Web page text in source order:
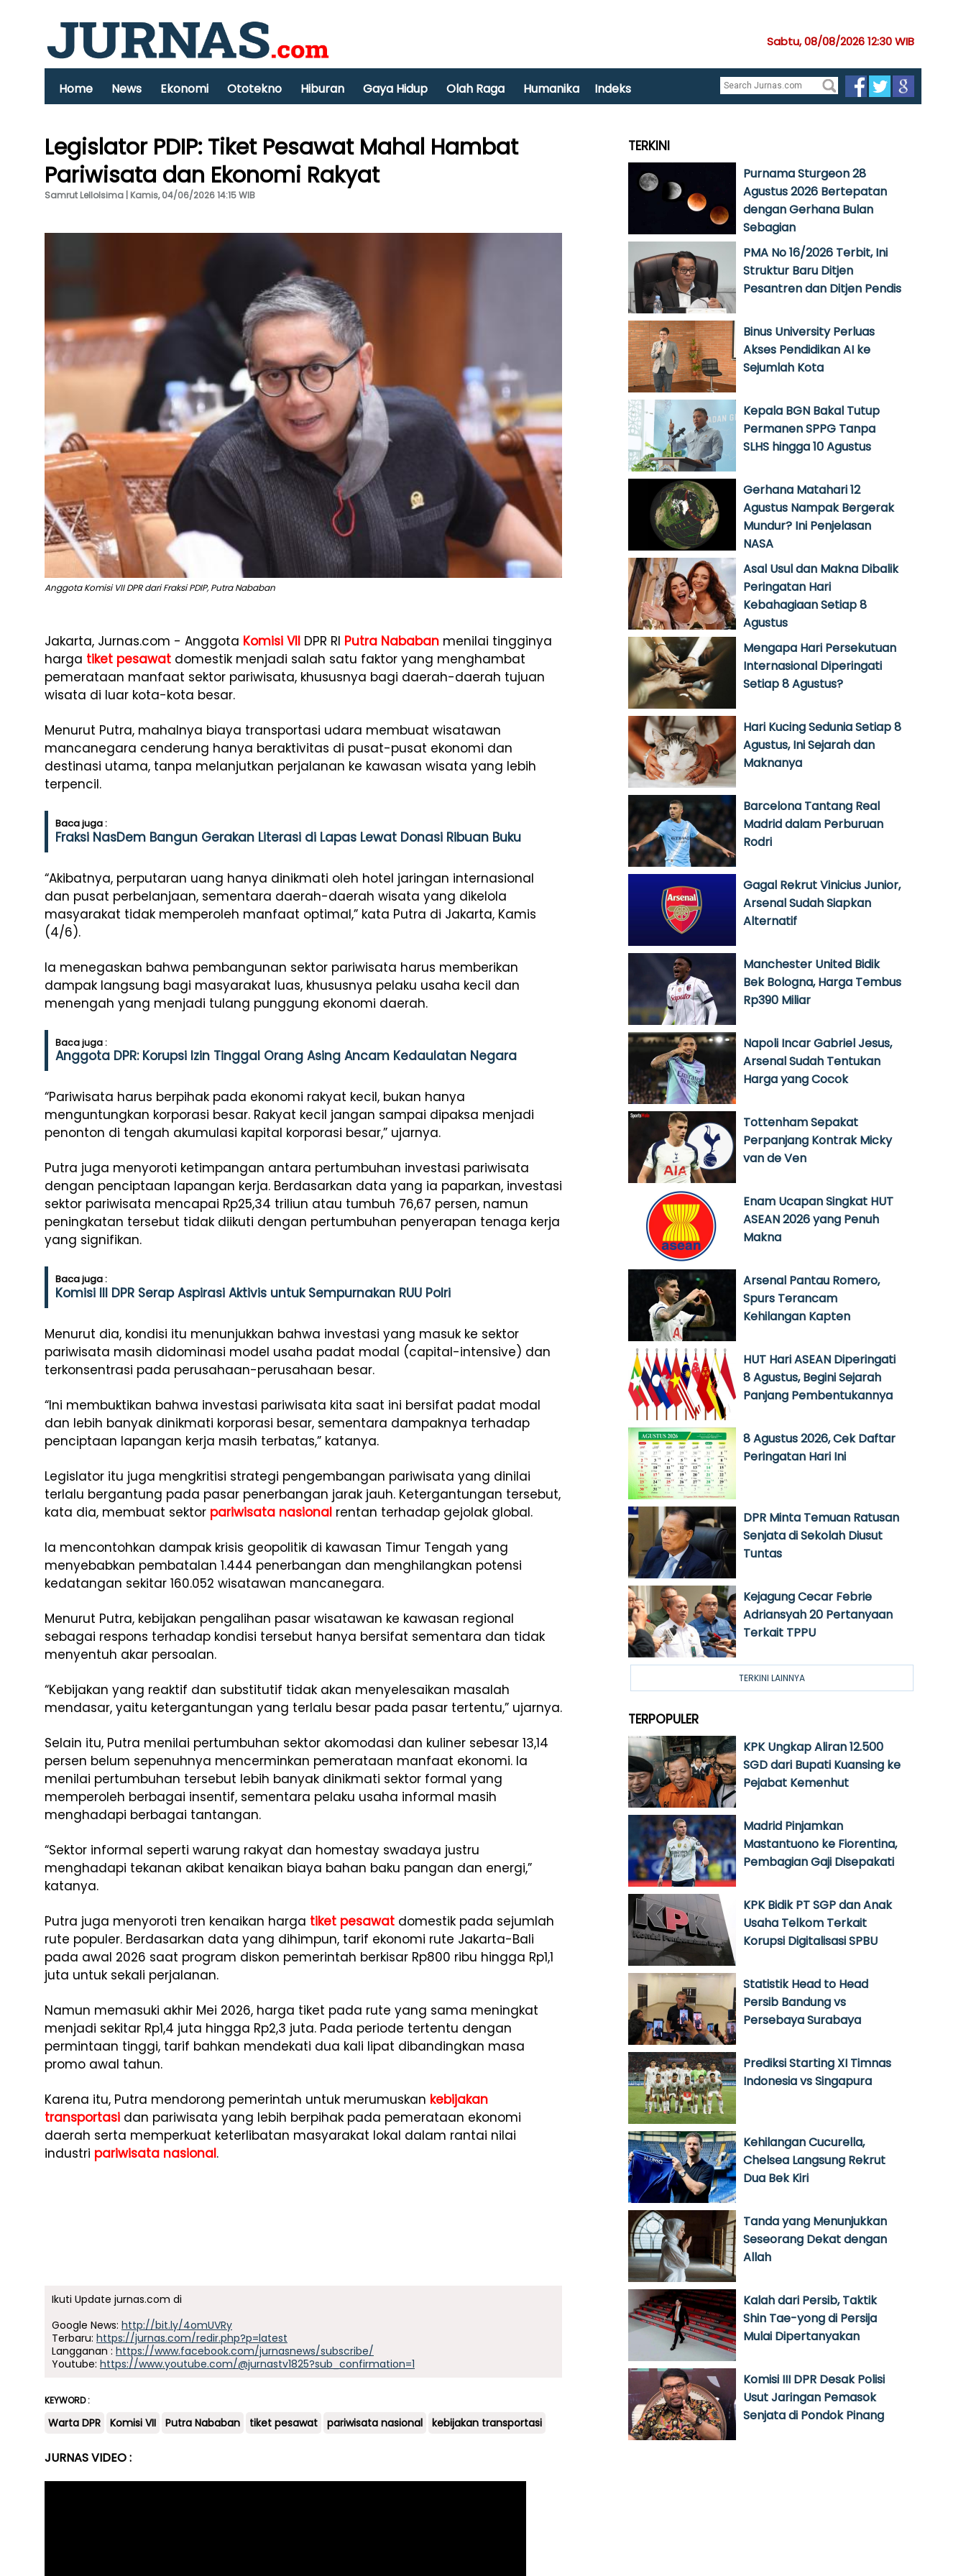
Sabtu, 08/08/2026 12:30 WIB
Home News Ekonomi Ototekno Hiburan Gaya Hidup Olah Raga Humanika Indeks
Legislator PDIP: Tiket Pesawat Mahal Hambat
Pariwisata dan Ekonomi Rakyat
Samrut Lellolsima | Kamis, 04/06/2026 14:15 WIB
Anggota Komisi VII DPR dari Fraksi PDIP, Putra Nababan
Jakarta, Jurnas.com - Anggota Komisi VII DPR RI Putra Nababan menilai tingginya
harga tiket pesawat domestik menjadi salah satu faktor yang menghambat
pemerataan manfaat sektor pariwisata, khususnya bagi daerah-daerah tujuan
wisata di luar kota-kota besar.
Menurut Putra, mahalnya biaya transportasi udara membuat wisatawan
mancanegara cenderung hanya beraktivitas di pusat-pusat ekonomi dan
destinasi utama, tanpa melanjutkan perjalanan ke kawasan wisata yang lebih
terpencil.
Baca juga :
Fraksi NasDem Bangun Gerakan Literasi di Lapas Lewat Donasi Ribuan Buku
“Akibatnya, perputaran uang hanya dinikmati oleh hotel jaringan internasional
dan pusat perbelanjaan, sementara daerah-daerah wisata yang dikelola
masyarakat tidak memperoleh manfaat optimal,” kata Putra di Jakarta, Kamis
(4/6).
Ia menegaskan bahwa pembangunan sektor pariwisata harus memberikan
dampak langsung bagi masyarakat luas, khususnya pelaku usaha kecil dan
menengah yang menjadi tulang punggung ekonomi daerah.
Baca juga :
Anggota DPR: Korupsi Izin Tinggal Orang Asing Ancam Kedaulatan Negara
“Pariwisata harus berpihak pada ekonomi rakyat kecil, bukan hanya
menguntungkan korporasi besar. Rakyat kecil jangan sampai dipaksa menjadi
penonton di tengah akumulasi kapital korporasi besar,” ujarnya.
Putra juga menyoroti ketimpangan antara pertumbuhan investasi pariwisata
dengan penciptaan lapangan kerja. Berdasarkan data yang ia paparkan, investasi
sektor pariwisata mencapai Rp25,34 triliun atau tumbuh 76,67 persen, namun
peningkatan tersebut tidak diikuti dengan pertumbuhan penyerapan tenaga kerja
yang signifikan.
Baca juga :
Komisi III DPR Serap Aspirasi Aktivis untuk Sempurnakan RUU Polri
Menurut dia, kondisi itu menunjukkan bahwa investasi yang masuk ke sektor
pariwisata masih didominasi model usaha padat modal (capital-intensive) dan
terkonsentrasi pada perusahaan-perusahaan besar.
“Ini membuktikan bahwa investasi pariwisata kita saat ini bersifat padat modal
dan lebih banyak dinikmati korporasi besar, sementara dampaknya terhadap
penciptaan lapangan kerja masih terbatas,” katanya.
Legislator itu juga mengkritisi strategi pengembangan pariwisata yang dinilai
terlalu bergantung pada pasar penerbangan jarak jauh. Ketergantungan tersebut,
kata dia, membuat sektor pariwisata nasional rentan terhadap gejolak global.
Ia mencontohkan dampak krisis geopolitik di kawasan Timur Tengah yang
menyebabkan pembatalan 1.444 penerbangan dan menghilangkan potensi
kedatangan sekitar 160.052 wisatawan mancanegara.
Menurut Putra, kebijakan pengalihan pasar wisatawan ke kawasan regional
sebagai respons terhadap kondisi tersebut hanya bersifat sementara dan tidak
menyentuh akar persoalan.
“Kebijakan yang reaktif dan substitutif tidak akan menyelesaikan masalah
mendasar, yaitu ketergantungan yang terlalu besar pada pasar tertentu,” ujarnya.
Selain itu, Putra menilai pertumbuhan sektor akomodasi dan kuliner sebesar 13,14
persen belum sepenuhnya mencerminkan pemerataan manfaat ekonomi. Ia
menilai pertumbuhan tersebut lebih banyak dinikmati sektor formal yang
memperoleh berbagai insentif, sementara pelaku usaha informal masih
menghadapi berbagai tantangan.
“Sektor informal seperti warung rakyat dan homestay swadaya justru
menghadapi tekanan akibat kenaikan biaya bahan baku pangan dan energi,”
katanya.
Putra juga menyoroti tren kenaikan harga tiket pesawat domestik pada sejumlah
rute populer. Berdasarkan data yang dihimpun, tarif ekonomi rute Jakarta-Bali
pada awal 2026 saat program diskon pemerintah berkisar Rp800 ribu hingga Rp1,1
juta untuk sekali perjalanan.
Namun memasuki akhir Mei 2026, harga tiket pada rute yang sama meningkat
menjadi sekitar Rp1,4 juta hingga Rp2,3 juta. Pada periode tertentu dengan
permintaan tinggi, tarif bahkan mendekati dua kali lipat dibandingkan masa
promo awal tahun.
Karena itu, Putra mendorong pemerintah untuk merumuskan kebijakan
transportasi dan pariwisata yang lebih berpihak pada pemerataan ekonomi
daerah serta memperkuat keterlibatan masyarakat lokal dalam rantai nilai
industri pariwisata nasional.
Ikuti Update jurnas.com di
Google News: http://bit.ly/4omUVRy
Terbaru: https://jurnas.com/redir.php?p=latest
Langganan : https://www.facebook.com/jurnasnews/subscribe/
Youtube: https://www.youtube.com/@jurnastv1825?sub_confirmation=1
KEYWORD :
Warta DPR Komisi VII Putra Nababan tiket pesawat pariwisata nasional kebijakan transportasi
JURNAS VIDEO :
TERKINI
Purnama Sturgeon 28
Agustus 2026 Bertepatan
dengan Gerhana Bulan
Sebagian
PMA No 16/2026 Terbit, Ini
Struktur Baru Ditjen
Pesantren dan Ditjen Pendis
Binus University Perluas
Akses Pendidikan AI ke
Sejumlah Kota
Kepala BGN Bakal Tutup
Permanen SPPG Tanpa
SLHS hingga 10 Agustus
Gerhana Matahari 12
Agustus Nampak Bergerak
Mundur? Ini Penjelasan
NASA
Asal Usul dan Makna Dibalik
Peringatan Hari
Kebahagiaan Setiap 8
Agustus
Mengapa Hari Persekutuan
Internasional Diperingati
Setiap 8 Agustus?
Hari Kucing Sedunia Setiap 8
Agustus, Ini Sejarah dan
Maknanya
Barcelona Tantang Real
Madrid dalam Perburuan
Rodri
Gagal Rekrut Vinicius Junior,
Arsenal Sudah Siapkan
Alternatif
Manchester United Bidik
Bek Bologna, Harga Tembus
Rp390 Miliar
Napoli Incar Gabriel Jesus,
Arsenal Sudah Tentukan
Harga yang Cocok
Tottenham Sepakat
Perpanjang Kontrak Micky
van de Ven
Enam Ucapan Singkat HUT
ASEAN 2026 yang Penuh
Makna
Arsenal Pantau Romero,
Spurs Terancam
Kehilangan Kapten
HUT Hari ASEAN Diperingati
8 Agustus, Begini Sejarah
Panjang Pembentukannya
8 Agustus 2026, Cek Daftar
Peringatan Hari Ini
DPR Minta Temuan Ratusan
Senjata di Sekolah Diusut
Tuntas
Kejagung Cecar Febrie
Adriansyah 20 Pertanyaan
Terkait TPPU
TERKINI LAINNYA
TERPOPULER
KPK Ungkap Aliran 12.500
SGD dari Bupati Kuansing ke
Pejabat Kemenhut
Madrid Pinjamkan
Mastantuono ke Fiorentina,
Pembagian Gaji Disepakati
KPK Bidik PT SGP dan Anak
Usaha Telkom Terkait
Korupsi Digitalisasi SPBU
Statistik Head to Head
Persib Bandung vs
Persebaya Surabaya
Prediksi Starting XI Timnas
Indonesia vs Singapura
Kehilangan Cucurella,
Chelsea Langsung Rekrut
Dua Bek Kiri
Tanda yang Menunjukkan
Seseorang Dekat dengan
Allah
Kalah dari Persib, Taktik
Shin Tae-yong di Persija
Mulai Dipertanyakan
Komisi III DPR Desak Polisi
Usut Jaringan Pemasok
Senjata di Pondok Pinang